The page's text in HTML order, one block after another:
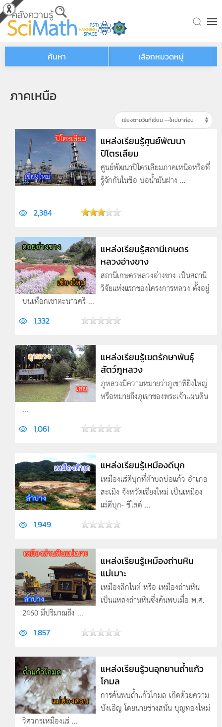
Skip to main content
ค้นหา เลือกหมวดหมู่
ภาคเหนือ
แหล่งเรียนรู้ศูนย์พัฒนา
ปิโตรเลียม
ศูนย์พัฒนาปิโตรเลียมภาคเหนือหรือที่
รู้จักกันในชื่อ บ่อน้ำมันฝาง ...
2,384
แหล่งเรียนรู้สถานีเกษตร
หลวงอ่างขาง
สถานีเกษตรหลวงอ่างขาง เป็นสถานี
วิจัยแห่งแรกของโครงการหลวง ตั้งอยู่
บนเทือกเขาตะนาวศรี ...
1,332
แหล่งเรียนรู้เขตรักษาพันธุ์
สัตว์ภูหลวง
ภูหลวงมีความหมายว่าภูเขาที่ยิ่งใหญ่
หรือหมายถึงภูเขาของพระเจ้าแผ่นดิน
...
1,061
แหล่งเรียนรู้เหมืองดีบุก
เหมืองแร่ดีบุกที่ตำบลบ่อแก้ว อำเภอ
สะเมิง จังหวัดเชียงใหม่ เป็นเหมือง
แร่ดีบุก- ชีไลต์ ...
1,949
แหล่งเรียนรู้เหมืองถ่านหิน
แม่เมาะ
เหมืองลิกไนต์ หรือ เหมืองถ่านหิน
เป็นแหล่งถ่านหินซึ่งค้นพบเมื่อ พ.ศ.
2460 มีปริมาณถึง ...
1,857
แหล่งเรียนรู้วนอุทยานถ้ำแก้ว
โกมล
การค้นพบถ้ำแก้วโกมล เกิดด้วยความ
บังเอิญ โดยนายช่างสนั่น บุญทองใหม่
วิศวกรเหมืองแร่ ...